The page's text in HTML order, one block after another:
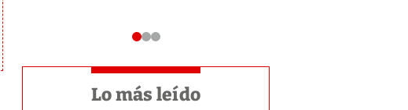
Lo más leído